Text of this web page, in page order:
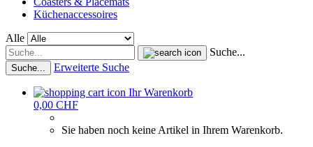
Küchenaccessoires
Alle
Suche...
Suche... Erweiterte Suche
Ihr Warenkorb
0,00 CHF
Sie haben noch keine Artikel in Ihrem Warenkorb.